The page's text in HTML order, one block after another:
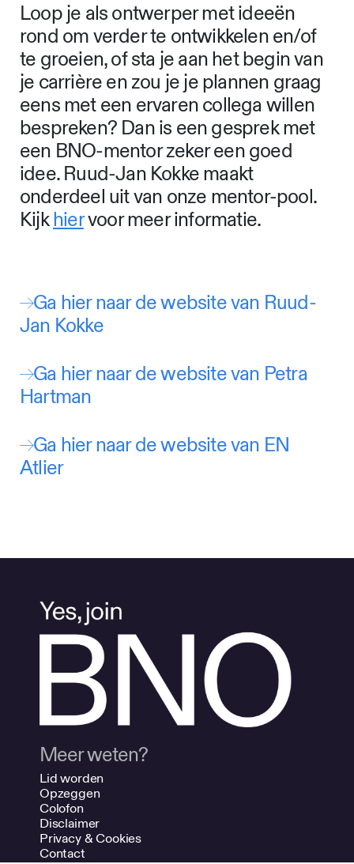
Loop je als ontwerper met ideeën
rond om verder te ontwikkelen en/of
te groeien, of sta je aan het begin van
je carrière en zou je je plannen graag
eens met een ervaren collega willen
bespreken? Dan is een gesprek met
een BNO-mentor zeker een goed
idee. Ruud-Jan Kokke maakt
onderdeel uit van onze mentor-pool.
Kijkhiervoor meer informatie.
Ga hier naar de website van Ruud-
Jan Kokke
Ga hier naar de website van Petra
Hartman
Ga hier naar de website van EN
Atlier
Meer weten?
Lid worden
Opzeggen
Colofon
Disclaimer
Privacy & Cookies
Contact